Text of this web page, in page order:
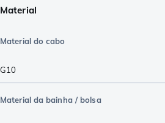
Material
Material do cabo
G10
Material da bainha / bolsa